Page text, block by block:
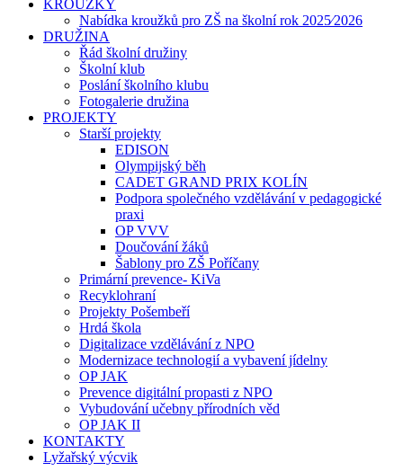
KROUŽKY
Nabídka kroužků pro ZŠ na školní rok 2025⁄2026
DRUŽINA
Řád školní družiny
Školní klub
Poslání školního klubu
Fotogalerie družina
PROJEKTY
Starší projekty
EDISON
Olympijský běh
CADET GRAND PRIX KOLÍN
Podpora společného vzdělávání v pedagogické
praxi
OP VVV
Doučování žáků
Šablony pro ZŠ Poříčany
Primární prevence- KiVa
Recyklohraní
Projekty Pošembeří
Hrdá škola
Digitalizace vzdělávání z NPO
Modernizace technologií a vybavení jídelny
OP JAK
Prevence digitální propasti z NPO
Vybudování učebny přírodních věd
OP JAK II
KONTAKTY
Lyžařský výcvik